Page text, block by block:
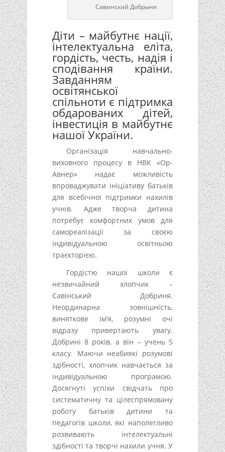
Савинский Добрыня
Діти – майбутнє нації,
інтелектуальна еліта,
гордість, честь, надія і
сподівання країни.
Завданням
освітянської
спільноти є підтримка
обдарованих дітей,
інвестиція в майбутнє
нашої України.
Організація навчально-
виховного процесу в НВК «Ор-
Авнер» надає можливість
впроваджувати ініціативу батьків
для всебічної підтримки нахилів
учнів. Адже творча дитина
потребує комфортних умов для
самореалізації за своєю
індивідуальною освітньою
траєкторією.
Гордістю нашої школи є
незвичайний хлопчик –
Савінський Добриня.
Неординарна зовнішність,
виняткове ім’я, розумні очі
відразу привертають увагу.
Добрині 8 років, а він – учень 5
класу. Маючи неабиякі розумові
здібності, хлопчик навчається за
індивідуальною програмою.
Досягнуті успіхи свідчать про
систематичну та цілеспрямовану
роботу батьків дитини та
педагогів школи, які наполегливо
розвивають інтелектуальні
здібності та творчі нахили учня. У